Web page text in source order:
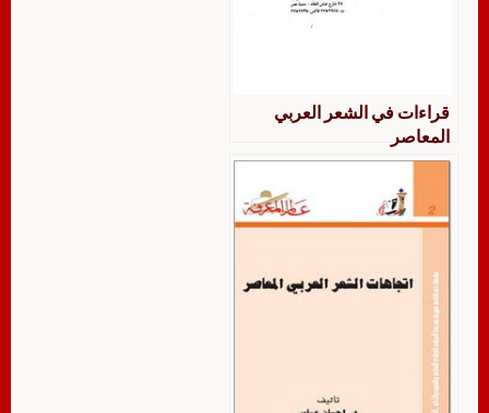
قراءات في الشعر العربي
المعاصر